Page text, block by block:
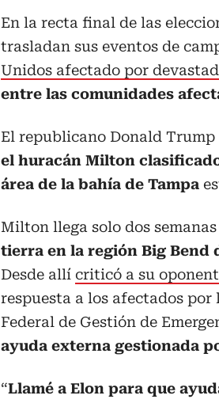
En la recta final de las
trasladan sus eventos de
Unidos afectado por
entre las comunidades
El republicano Donald
el huracán Milton
área de la bahía de Tampa
Milton llega solo dos
tierra en la región Big Bend
Desde allí criticó a su
respuesta a los afectados
Federal de Gestión de
ayuda externa gestionada
“Llamé a Elon para que